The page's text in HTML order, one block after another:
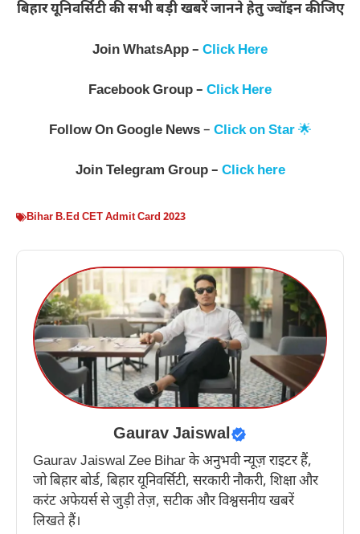
बिहार यूनिवर्सिटी की सभी बड़ी खबरें जानने हेतु ज्वॉइन कीजिए
Join WhatsApp – Click Here
Facebook Group – Click Here
Follow On Google News– Click on Star🌟
Join Telegram Group – Click here
Bihar B.Ed CET Admit Card 2023
Gaurav Jaiswal
Gaurav Jaiswal Zee Bihar के अनुभवी न्यूज़ राइटर हैं,
जो बिहार बोर्ड, बिहार यूनिवर्सिटी, सरकारी नौकरी, शिक्षा और
करंट अफेयर्स से जुड़ी तेज़, सटीक और विश्वसनीय खबरें
लिखते हैं।